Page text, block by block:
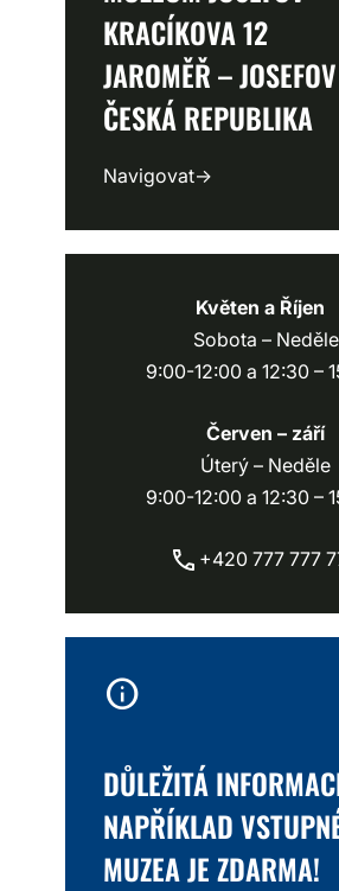
KRACÍKOVA 12
JAROMĚŘ – JOSEFOV
ČESKÁ REPUBLIKA
Navigovat→
Květen a Říjen
Sobota – Neděle
9:00-12:00 a 12:30 –
Červen – září
Úterý – Neděle
9:00-12:00 a 12:30 –
+420 777 777
info
DŮLEŽITÁ
NAPŘÍKLAD
MUZEA JE ZDARMA!